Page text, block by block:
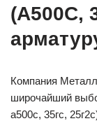
(А500С,
Компания
широчайший
а500с, 35гс,